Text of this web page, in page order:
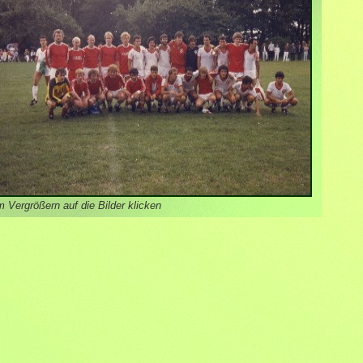
Vergrößern auf die Bilder klicken